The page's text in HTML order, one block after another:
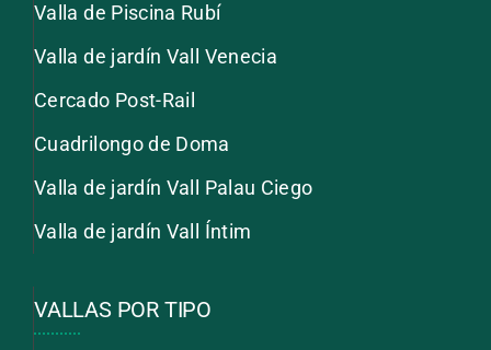
Valla de Piscina Rubí
Valla de jardín Vall Venecia
Cercado Post-Rail
Cuadrilongo de Doma
Valla de jardín Vall Palau Ciego
Valla de jardín Vall Íntim
VALLAS POR TIPO